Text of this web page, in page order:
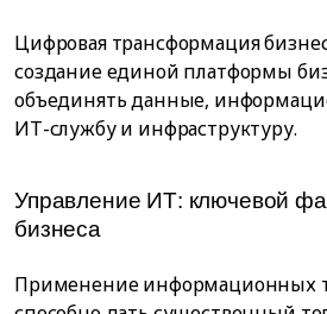
Цифровая трансформация
создание единой платформы
объединять данные,
ИТ-службу и инфраструктуру.
Управление ИТ: ключевой
бизнеса
Применение информационных